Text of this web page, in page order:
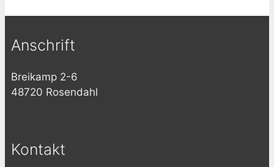
Anschrift
Breikamp 2-6
48720 Rosendahl
Kontakt